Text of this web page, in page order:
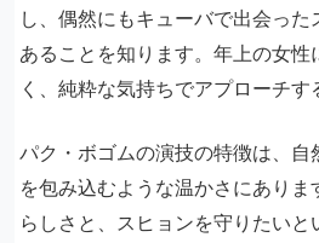
し、偶然にもキューバで出会っ
あることを知ります。年上の女
く、純粋な気持ちでアプローチす
パク・ボゴムの演技の特徴は、
を包み込むような温かさにあり
らしさと、スヒョンを守りたい